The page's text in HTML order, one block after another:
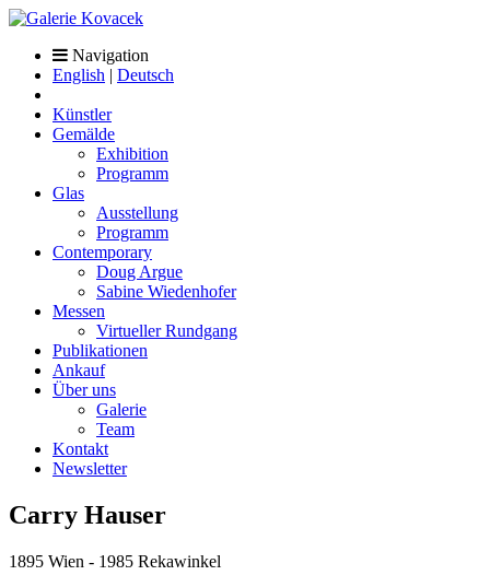
Navigation
English | Deutsch
Künstler
Gemälde
Exhibition
Programm
Glas
Ausstellung
Programm
Contemporary
Doug Argue
Sabine Wiedenhofer
Messen
Virtueller Rundgang
Publikationen
Ankauf
Über uns
Galerie
Team
Kontakt
Newsletter
Carry Hauser
1895 Wien - 1985 Rekawinkel